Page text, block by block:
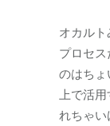
オカル
プロセ
のはちょ
上で活
れちゃ